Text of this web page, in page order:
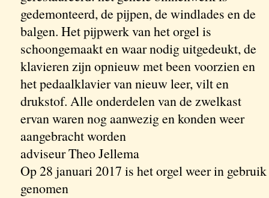
gedemonteerd, de pijpen, de windlades en de
balgen. Het pijpwerk van het orgel is
schoongemaakt en waar nodig uitgedeukt, de
klavieren zijn opnieuw met been voorzien en
het pedaalklavier van nieuw leer, vilt en
drukstof. Alle onderdelen van de zwelkast
ervan waren nog aanwezig en konden weer
aangebracht worden
adviseur Theo Jellema
Op 28 januari 2017 is het orgel weer in gebruik
genomen